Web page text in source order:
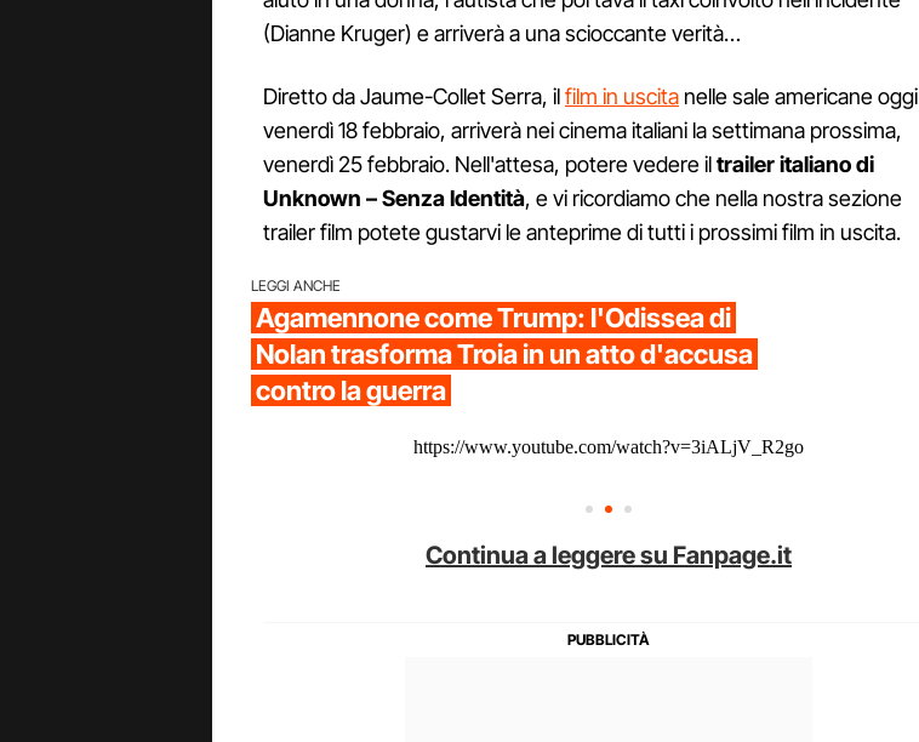
(Dianne Kruger) e arriverà a una scioccante verità…
Diretto da Jaume-Collet Serra, ilfilm in uscita nelle sale americane oggi
venerdì 18 febbraio, arriverà nei cinema italiani la settimana prossima,
venerdì 25 febbraio. Nell'attesa, potere vedere iltrailer italiano di
Unknown – Senza Identità, e vi ricordiamo che nella nostra sezione
trailer film potete gustarvi le anteprime di tutti i prossimi film in uscita.
LEGGI ANCHE
Agamennone come Trump: l'Odissea di
Nolan trasforma Troia in un atto d'accusa
contro la guerra
https://www.youtube.com/watch?v=3iALjV_R2go
Continua a leggere su Fanpage.it